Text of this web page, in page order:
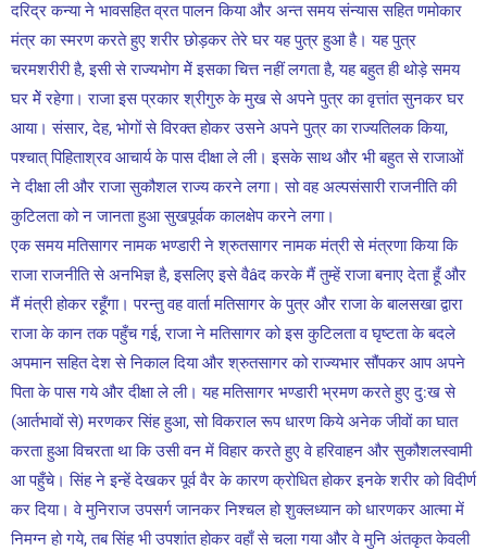
दरिद्र कन्या ने भावसहित व्रत पालन किया और अन्त समय संन्यास सहित णमोकार
मंत्र का स्मरण करते हुए शरीर छोड़कर तेरे घर यह पुत्र हुआ है। यह पुत्र
चरमशरीरी है, इसी से राज्यभोग मेें इसका चित्त नहीं लगता है, यह बहुत ही थोड़े समय
घर मेें रहेगा। राजा इस प्रकार श्रीगुरु के मुख से अपने पुत्र का वृत्तांत सुनकर घर
आया। संसार, देह, भोगों से विरक्त होकर उसने अपने पुत्र का राज्यतिलक किया,
पश्चात् पिहिताश्रव आचार्य के पास दीक्षा ले ली। इसके साथ और भी बहुत से राजाओं
ने दीक्षा ली और राजा सुकौशल राज्य करने लगा। सो वह अल्पसंसारी राजनीति की
कुटिलता को न जानता हुआ सुखपूर्वक कालक्षेप करने लगा।
एक समय मतिसागर नामक भण्डारी ने श्रुतसागर नामक मंत्री से मंत्रणा किया कि
राजा राजनीति से अनभिज्ञ है, इसलिए इसे वैâद करके मैं तुम्हें राजा बनाए देता हूँ और
मैं मंत्री होकर रहूँगा। परन्तु वह वार्ता मतिसागर के पुत्र और राजा के बालसखा द्वारा
राजा के कान तक पहुँच गई, राजा ने मतिसागर को इस कुटिलता व घृष्टता के बदले
अपमान सहित देश से निकाल दिया और श्रुतसागर को राज्यभार सौंपकर आप अपने
पिता के पास गये और दीक्षा ले ली। यह मतिसागर भण्डारी भ्रमण करते हुए दु:ख से
(आर्तभावों से) मरणकर सिंह हुआ, सो विकराल रूप धारण किये अनेक जीवों का घात
करता हुआ विचरता था कि उसी वन में विहार करते हुए वे हरिवाहन और सुकौशलस्वामी
आ पहुँचे। सिंह ने इन्हें देखकर पूर्व वैर के कारण क्रोधित होकर इनके शरीर को विदीर्ण
कर दिया। वे मुनिराज उपसर्ग जानकर निश्चल हो शुक्लध्यान को धारणकर आत्मा में
निमग्न हो गये, तब सिंह भी उपशांत होकर वहाँ से चला गया और वे मुनि अंतकृत केवली